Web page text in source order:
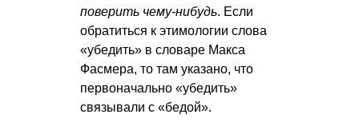
поверить чему-нибудь. Если
обратиться к этимологии слова
«убедить» в словаре Макса
Фасмера, то там указано, что
первоначально «убедить»
связывали с «бедой».